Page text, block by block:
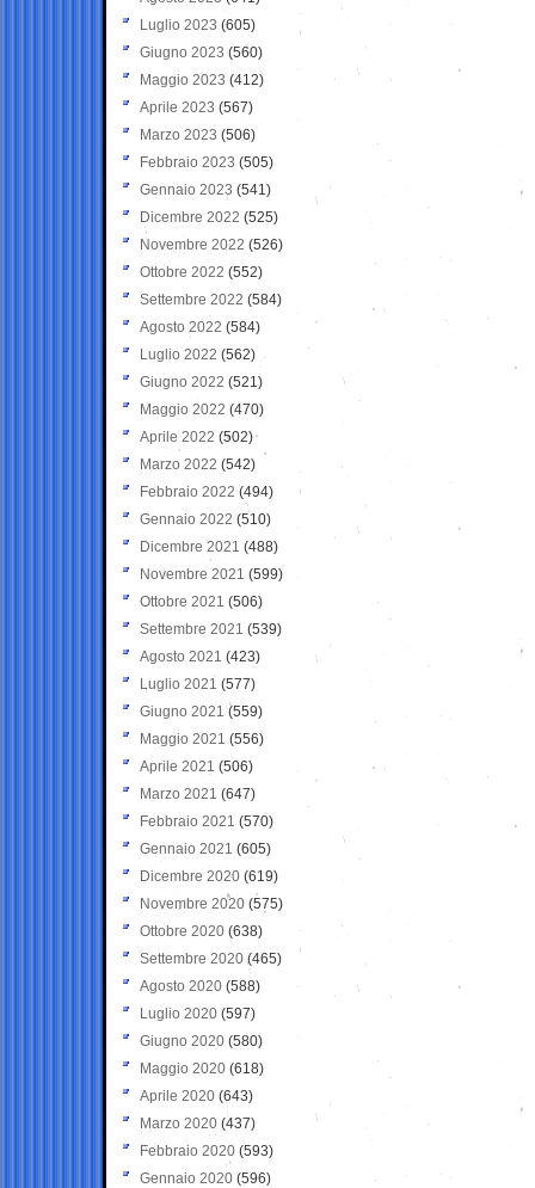
Luglio 2023 (605)
Giugno 2023 (560)
Maggio 2023 (412)
Aprile 2023 (567)
Marzo 2023 (506)
Febbraio 2023 (505)
Gennaio 2023 (541)
Dicembre 2022 (525)
Novembre 2022 (526)
Ottobre 2022 (552)
Settembre 2022 (584)
Agosto 2022 (584)
Luglio 2022 (562)
Giugno 2022 (521)
Maggio 2022 (470)
Aprile 2022 (502)
Marzo 2022 (542)
Febbraio 2022 (494)
Gennaio 2022 (510)
Dicembre 2021 (488)
Novembre 2021 (599)
Ottobre 2021 (506)
Settembre 2021 (539)
Agosto 2021 (423)
Luglio 2021 (577)
Giugno 2021(559)
Maggio 2021 (556)
Aprile 2021 (506)
Marzo 2021 (647)
Febbraio 2021 (570)
Gennaio 2021 (605)
Dicembre 2020 (619)
Novembre 2020 (575)
Ottobre 2020 (638)
Settembre 2020(465)
Agosto 2020 (588)
Luglio 2020 (597)
Giugno 2020 (580)
Maggio 2020 (618)
Aprile 2020 (643)
Marzo 2020 (437)
Febbraio 2020 (593)
Gennaio 2020 (596)